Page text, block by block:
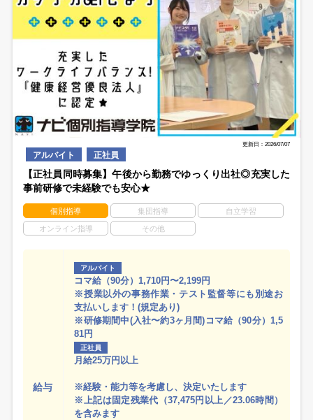
更新日：2026/07/07
アルバイト 正社員
【正社員同時募集】午後から勤務でゆっくり出社◎充実した
事前研修で未経験でも安心★
個別指導 集団指導 自立学習
オンライン指導 その他
給与
アルバイト
コマ給（90分）1,710円〜2,199円
※授業以外の事務作業・テスト監督等にも別途お
支払いします！(規定あり)
※研修期間中(入社〜約3ヶ月間)コマ給（90分）1,5
81円
正社員
月給25万円以上
※経験・能力等を考慮し、決定いたします
※上記は固定残業代（37,475円以上／23.06時間）
を含みます